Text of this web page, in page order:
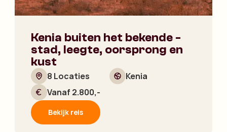
Kenia buiten het bekende -
stad, leegte, oorsprong en
kust
8 Locaties
Kenia
Vanaf 2.800,-
Bekijk reis